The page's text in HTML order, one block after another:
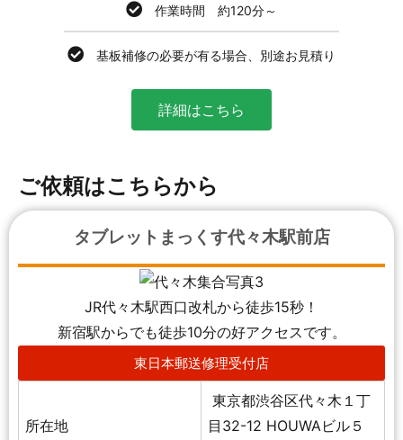
作業時間 約120分～
基板補修の必要が有る場合、別途お見積り
詳細はこちら
ご依頼はこちらから
タブレットまっくす代々木駅前店
JR代々木駅西口改札から徒歩15秒！
新宿駅からでも徒歩10分の好アクセスです。
東日本郵送修理受付店
所在地
東京都渋谷区代々木１丁
目32-12 HOUWAビル５